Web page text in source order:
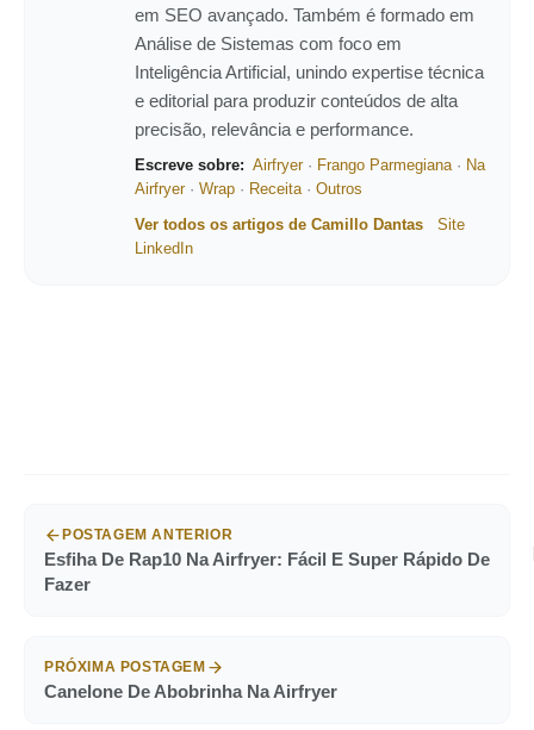
em SEO avançado. Também é formado em
Análise de Sistemas com foco em
Inteligência Artificial, unindo expertise técnica
e editorial para produzir conteúdos de alta
precisão, relevância e performance.
Escreve sobre: Airfryer· Frango Parmegiana· Na
Airfryer· Wrap · Receita· Outros
Ver todos os artigos de Camillo Dantas
Site
LinkedIn
POSTAGEM ANTERIOR
Esfiha De Rap10 Na Airfryer: Fácil E Super Rápido De
Fazer
PRÓXIMA POSTAGEM
Canelone De Abobrinha Na Airfryer